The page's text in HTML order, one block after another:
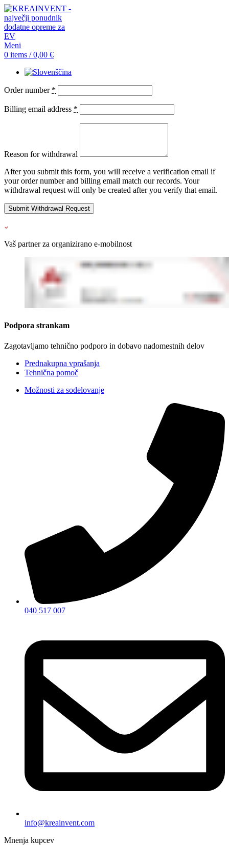
Meni
0 items / 0,00 €
Order number *
Billing email address *
Reason for withdrawal
After you submit this form, you will receive a verification email if
your order number and billing email match our records. Your
withdrawal request will only be created after you verify that email.
Submit Withdrawal Request
Vaš partner za organizirano e-mobilnost
Podpora strankam
Zagotavljamo tehnično podporo in dobavo nadomestnih delov
Prednakupna vprašanja
Tehnična pomoč
Možnosti za sodelovanje
040 517 007
info@kreainvent.com
Mnenja kupcev